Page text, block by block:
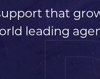
that
leading